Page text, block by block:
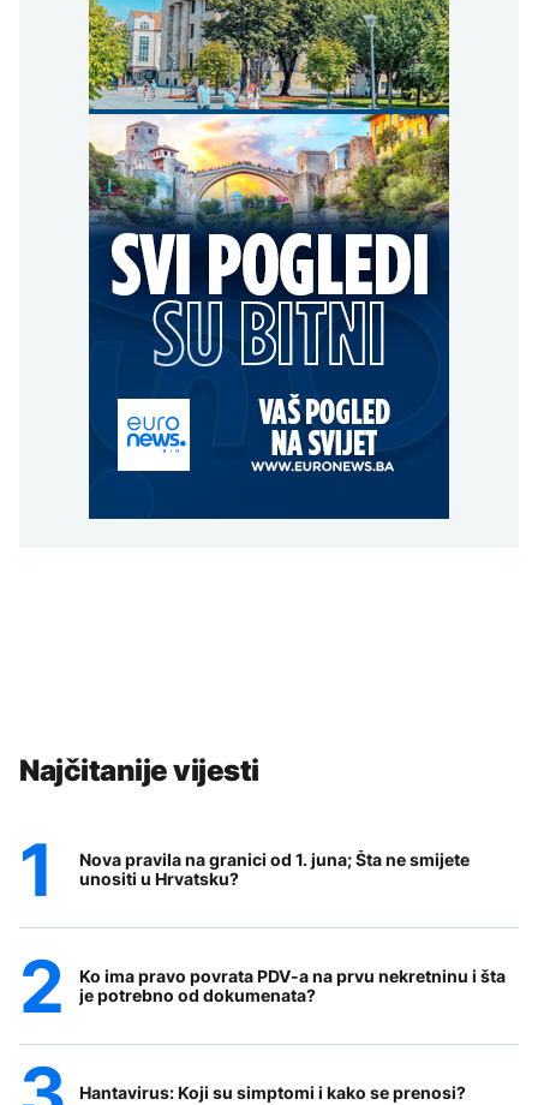
Najčitanije vijesti
Nova pravila na granici od 1. juna; Šta ne smijete
unositi u Hrvatsku?
Ko ima pravo povrata PDV-a na prvu nekretninu i šta
je potrebno od dokumenata?
Hantavirus: Koji su simptomi i kako se prenosi?